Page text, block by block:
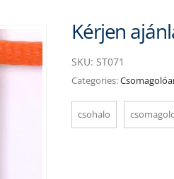
Kérjen
SKU: ST071
Categories:
csohalo